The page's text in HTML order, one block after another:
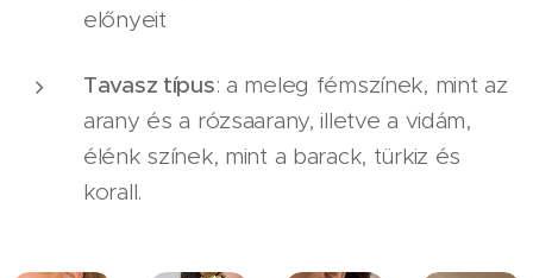
előnyeit
Tavasz típus: a meleg fémszínek, mint az
arany és a rózsaarany, illetve a vidám,
élénk színek, mint a barack, türkiz és
korall.